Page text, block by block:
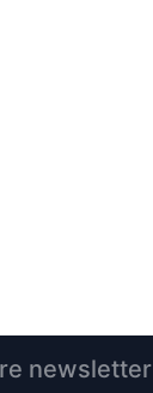
newsletter